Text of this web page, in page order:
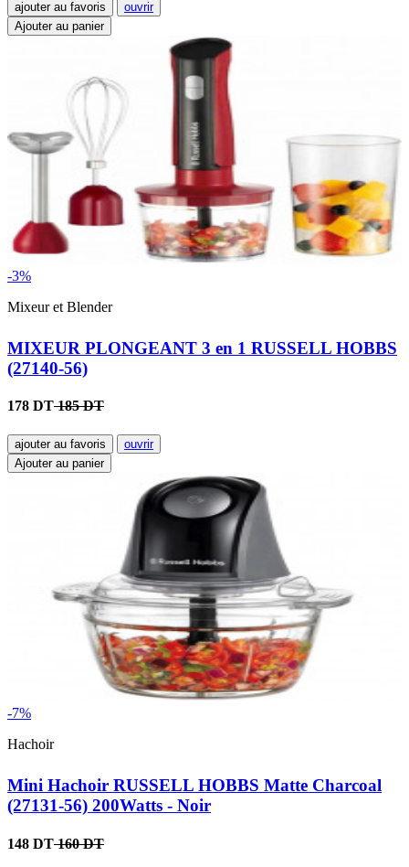
ajouter au favoris
ouvrir
Ajouter au panier
-3%
Mixeur et Blender
MIXEUR PLONGEANT 3 en 1 RUSSELL HOBBS
(27140-56)
178 DT185 DT
ajouter au favoris
ouvrir
Ajouter au panier
-7%
Hachoir
Mini Hachoir RUSSELL HOBBS Matte Charcoal
(27131-56) 200Watts - Noir
148 DT160 DT